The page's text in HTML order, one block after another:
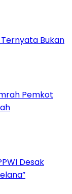
Bukan
Pemkot
Desak